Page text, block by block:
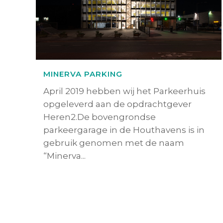
MINERVA PARKING
April 2019 hebben wij het Parkeerhuis
opgeleverd aan de opdrachtgever
Heren2.De bovengrondse
parkeergarage in de Houthavens is in
gebruik genomen met de naam
“Minerva...